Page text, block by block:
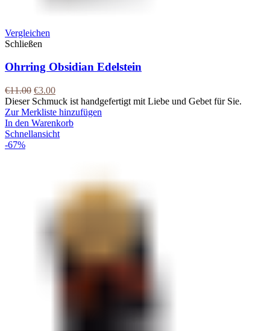
Vergleichen
Schließen
Ohrring Obsidian Edelstein
€11.00 €3.00
Dieser Schmuck ist handgefertigt mit Liebe und Gebet für Sie.
Zur Merkliste hinzufügen
In den Warenkorb
Schnellansicht
-67%